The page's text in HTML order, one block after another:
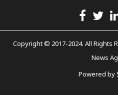
Copyright © 2017-2024. All Rights
News
Powered by